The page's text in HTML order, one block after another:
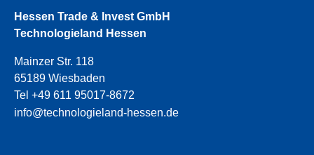
Hessen Trade & Invest GmbH
Technologieland Hessen
Mainzer Str. 118
65189 Wiesbaden
Tel +49 611 95017-8672
info@technologieland-hessen.de